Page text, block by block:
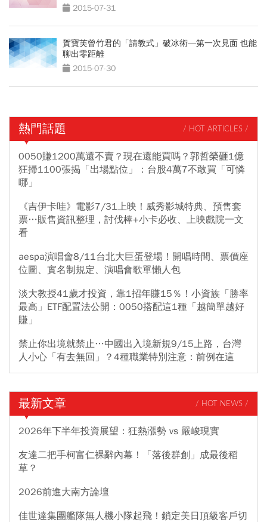
2015-07-31
賀寶芙曾竹君的「請教式」破冰術—第一次見面 也能
聊出零距離
2015-07-30
熱門話題 / HOT ARTICLES /
0050賺1200萬還不賣？現在還能買嗎？郭哲榮砸1億
狂掃1100張揭「出場點位」：台股4萬7不敢買「可憐
哪」
《吉伊卡哇》電影7/31上映！威秀影城特典、預售套
票…販售資訊整理，討伐棒+小卡必收、上映戲院一文
看
aespa演唱會8/11台北大巨蛋登場！開唱時間、票價座
位圖、實名制規定、演唱會歌單懶人包
淡大教授41歲才投資，靠1招年賺15％！小資族「勝率
最高」ETF配置法公開：0050搭配這1種「越簡單越好
賺」
禁止你出境就禁止…中國出入境新規9/15上路，台灣
人小心「有去無回」？4種職業特別注意：前例在這
最新文章 / HOT NEWS /
2026年下半年投資展望：狂熱漲勢 vs 嚴峻現實
友達二把手柯富仁裸辭內幕！「落後群創」成最後稻
草？
2026前進大南方論壇
佳世達集團艦隊無人機小隊起飛！鎖定美日頂級客戶切